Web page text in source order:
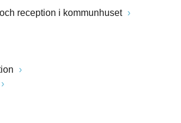
reception i kommunhuset